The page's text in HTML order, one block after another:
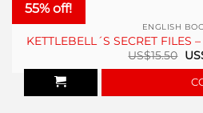
55% off!
ENGLISH
KETTLEBELL´S SECRET FILES
US$15.50 El
era: